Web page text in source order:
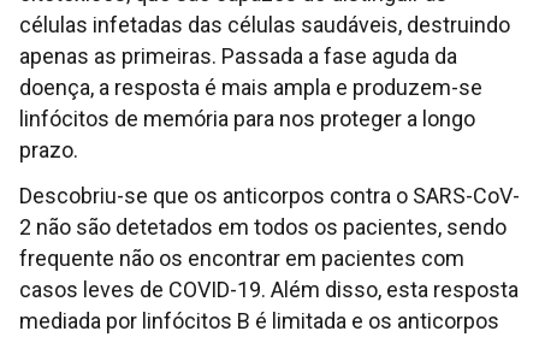
células infetadas das células saudáveis, destruindo
apenas as primeiras. Passada a fase aguda da
doença, a resposta é mais ampla e produzem-se
linfócitos de memória para nos proteger a longo
prazo.
Descobriu-se que os anticorpos contra o SARS-CoV-
2 não são detetados em todos os pacientes, sendo
frequente não os encontrar em pacientes com
casos leves de COVID-19. Além disso, esta resposta
mediada por linfócitos B é limitada e os anticorpos